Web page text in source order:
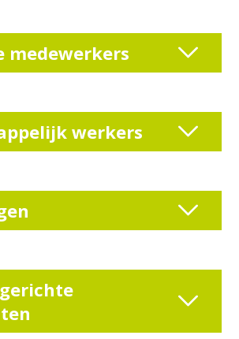
medewerkers
werkers